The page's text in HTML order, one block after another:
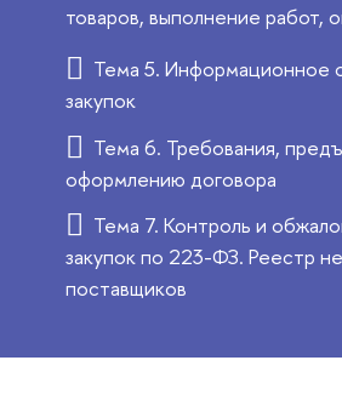
товаров, выполнение работ,
Тема 5. Информационное
закупок
Тема 6. Требования,
оформлению договора
Тема 7. Контроль и
закупок по 223-ФЗ. Реестр
поставщиков